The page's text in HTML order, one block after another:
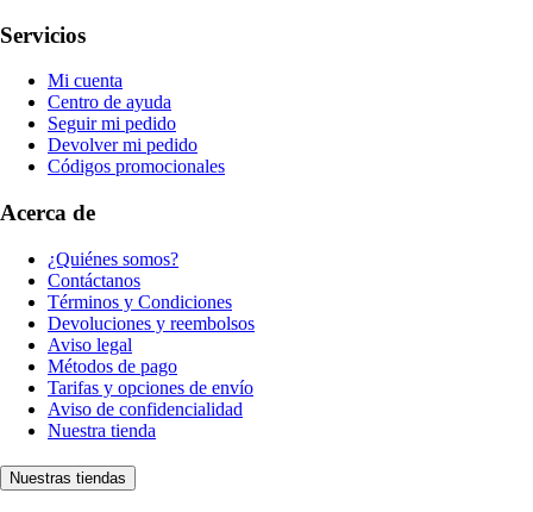
Servicios
Mi cuenta
Centro de ayuda
Seguir mi pedido
Devolver mi pedido
Códigos promocionales
Acerca de
¿Quiénes somos?
Contáctanos
Términos y Condiciones
Devoluciones y reembolsos
Aviso legal
Métodos de pago
Tarifas y opciones de envío
Aviso de confidencialidad
Nuestra tienda
Nuestras tiendas